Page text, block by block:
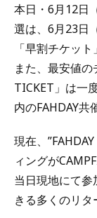
本日・6月12日
選は、6月23日
「早割チケッ
また、最安値
TICKET」は一
内のFAHDAY共
現在、
ィングが
当日現地にて参
きる多くのリタ